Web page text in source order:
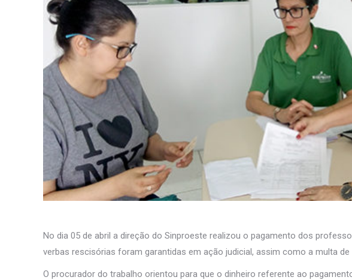
No dia 05 de abril a direção do Sinproeste realizou o pagamento dos
verbas rescisórias foram garantidas em ação judicial, assim como a multa de
O procurador do trabalho orientou para que o dinheiro referente ao